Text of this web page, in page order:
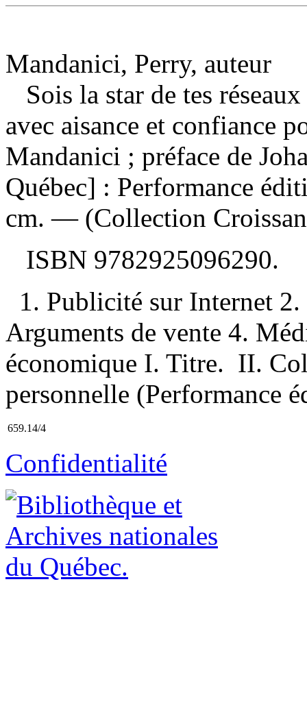
Mandanici, Perry, auteur
Sois la star de tes
avec aisance et confiance
Mandanici ; préface de
Québec] : Performance
cm. — (Collection
ISBN 9782925096290.
1. Publicité sur Internet
Arguments de vente 4.
économique I. Titre. II.
personnelle (Performance
659.14/4
Confidentialité